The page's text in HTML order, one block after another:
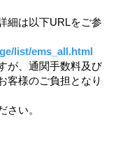
細は以下URLをご参
list/ems_all.html
が、通関手数料及び
客様のご負担となり
さい。